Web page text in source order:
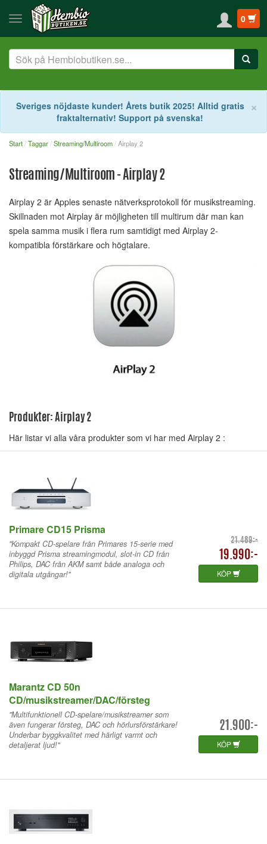
0
×
Sveriges nöjdaste kunder! Årets butik 2025! Alltid gratis
fraktalternativ! Support på svenska!
Start Taggar Streaming/Multiroom Airplay 2
Streaming/Multiroom - Airplay 2
Airplay 2 är Apples senaste nätverksprotokoll för musikstreaming.
Skillnaden mot Airplay är möjligheten till multirum där man kan
spela samma musik i flera rum samtidigt med Airplay 2-
kompatibla förstärkare och högtalare.
Produkter: Airplay 2
Här listar vi alla våra produkter som vi har med Airplay 2 :
Primare CD15 Prisma
21.489:-
19.990:-
KÖP
"Kompakt CD-spelare från Primares 15-serie med
inbyggd Prisma streamingmodul, slot-in CD från
Philips, DAC från AKM samt både analoga och
digitala utgångar!"
Marantz CD 50n
CD/musikstreamer/DAC/försteg
21.900:-
KÖP
"Multifunktionell CD-spelare/musikstreamer som
även fungerar försteg, DAC och hörlursförstärkare!
Underbar byggkvalitet med härligt varmt och
detaljerat ljud!"